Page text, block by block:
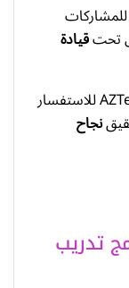
للمشاركات
تحتقيادة
ننصح بالتواصل مع مزودي خدمات مثل AZTech للاستفسار
نجاح
تدريب